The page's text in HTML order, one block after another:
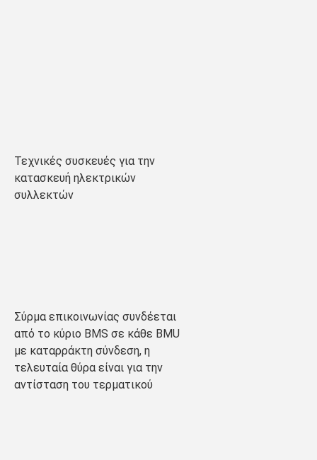
Τεχνικές συσκευές για την
κατασκευή ηλεκτρικών
συλλεκτών
Σύρμα επικοινωνίας συνδέεται
από το κύριο BMS σε κάθε BMU
με καταρράκτη σύνδεση, η
τελευταία θύρα είναι για την
αντίσταση του τερματικού